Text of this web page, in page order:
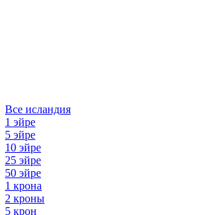
Все исландия
1 эйре
5 эйре
10 эйре
25 эйре
50 эйре
1 крона
2 кроны
5 крон